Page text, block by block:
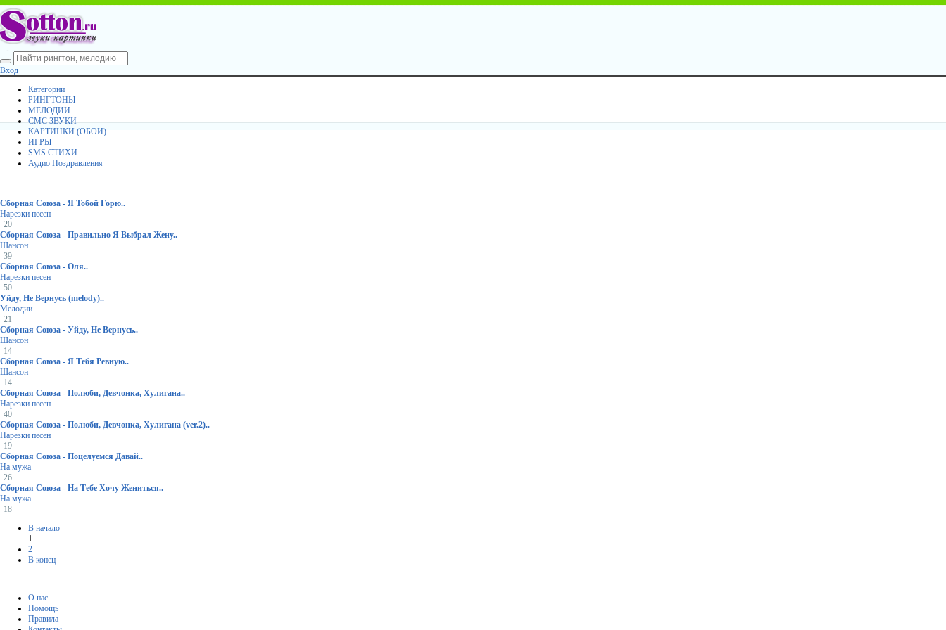
Вход
Категории
РИНГТОНЫ
МЕЛОДИИ
СМС ЗВУКИ
КАРТИНКИ (ОБОИ)
ИГРЫ
SMS СТИХИ
Аудио Поздравления
Сборная Союза - Я Тобой Горю..
Нарезки песен
20
Сборная Союза - Правильно Я Выбрал Жену..
Шансон
39
Сборная Союза - Оля..
Нарезки песен
50
Уйду, Не Вернусь (melody)..
Мелодии
21
Сборная Союза - Уйду, Не Вернусь..
Шансон
14
Сборная Союза - Я Тебя Ревную..
Шансон
14
Сборная Союза - Полюби, Девчонка, Хулигана..
Нарезки песен
40
Сборная Союза - Полюби, Девчонка, Хулигана (ver.2)..
Нарезки песен
19
Сборная Союза - Поцелуемся Давай..
На мужа
26
Сборная Союза - На Тебе Хочу Жениться..
На мужа
18
В начало
1
2
В конец
О нас
Помощь
Правила